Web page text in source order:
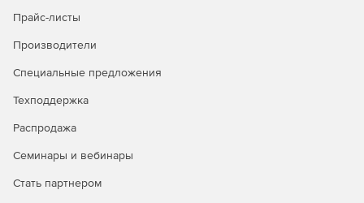
Прайс-листы
Производители
Специальные предложения
Техподдержка
Распродажа
Семинары и вебинары
Стать партнером